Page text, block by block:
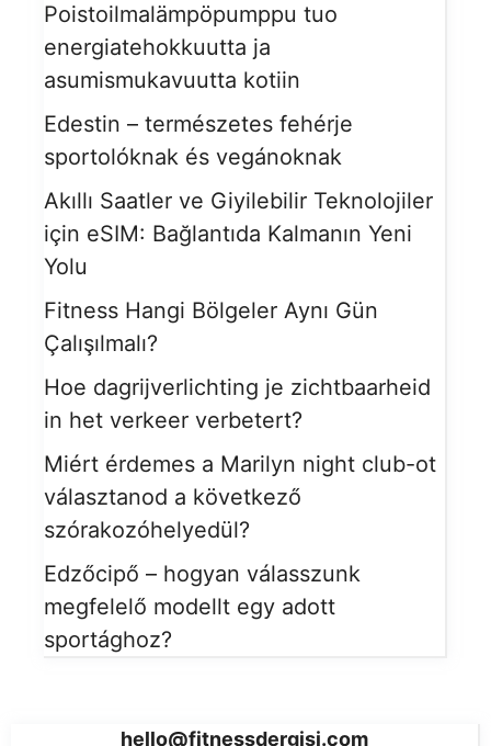
Poistoilmalämpöpumppu tuo
energiatehokkuutta ja
asumismukavuutta kotiin
Edestin – természetes fehérje
sportolóknak és vegánoknak
Akıllı Saatler ve Giyilebilir Teknolojiler
için eSIM: Bağlantıda Kalmanın Yeni
Yolu
Fitness Hangi Bölgeler Aynı Gün
Çalışılmalı?
Hoe dagrijverlichting je zichtbaarheid
in het verkeer verbetert?
Miért érdemes a Marilyn night club-ot
választanod a következő
szórakozóhelyedül?
Edzőcipő – hogyan válasszunk
megfelelő modellt egy adott
sportághoz?
hello@fitnessdergisi.com